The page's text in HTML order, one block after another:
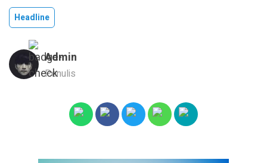
Headline
Admin
Penulis